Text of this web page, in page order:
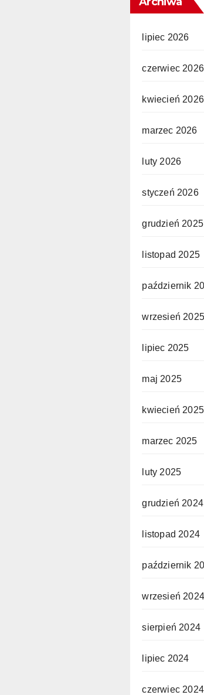
lipiec 2026
czerwiec 2026
kwiecień 2026
marzec 2026
luty 2026
styczeń 2026
grudzień 2025
listopad 2025
październik
wrzesień 2025
lipiec 2025
maj 2025
kwiecień 2025
marzec 2025
luty 2025
grudzień 2024
listopad 2024
październik
wrzesień 2024
sierpień 2024
lipiec 2024
czerwiec 2024